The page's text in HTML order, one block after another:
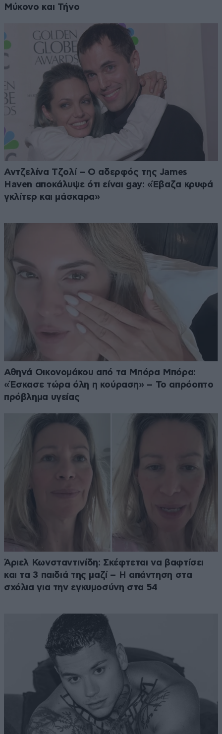
Μύκονο και Τήνο
Αντζελίνα Τζολί – Ο αδερφός της James
Haven αποκάλυψε ότι είναι gay: «Έβαζα κρυφά
γκλίτερ και μάσκαρα»
Αθηνά Οικονομάκου από τα Μπόρα Μπόρα:
«Έσκασε τώρα όλη η κούραση» – Το απρόοπτο
πρόβλημα υγείας
Άριελ Κωνσταντινίδη: Σκέφτεται να βαφτίσει
και τα 3 παιδιά της μαζί – Η απάντηση στα
σχόλια για την εγκυμοσύνη στα 54